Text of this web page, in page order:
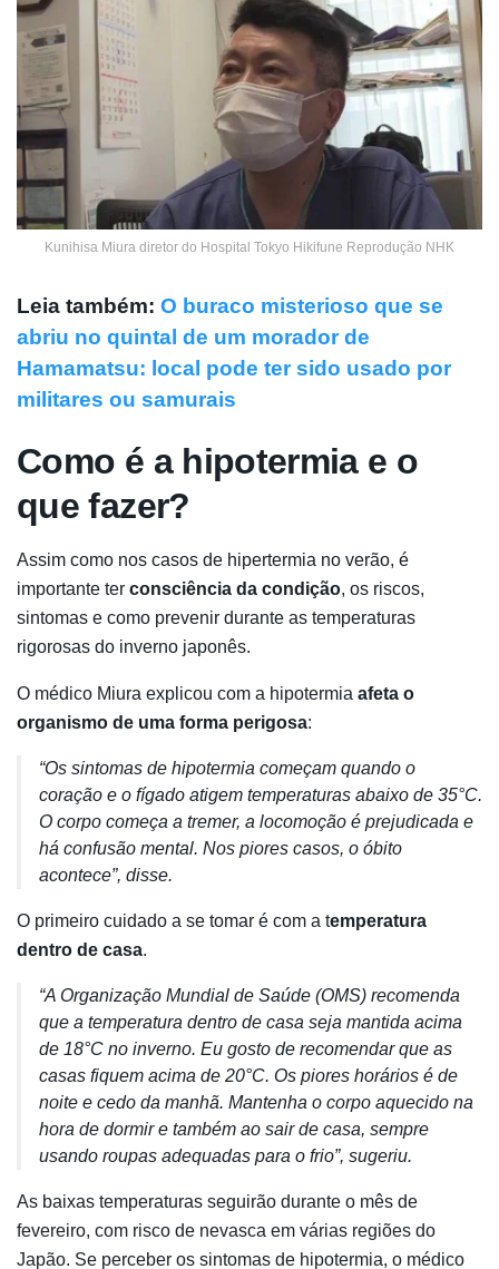
Kunihisa Miura diretor do Hospital Tokyo Hikifune Reprodução NHK
Leia também: O buraco misterioso que se
abriu no quintal de um morador de
Hamamatsu: local pode ter sido usado por
militares ou samurais
Como é a hipotermia e o
que fazer?
Assim como nos casos de hipertermia no verão, é
importante ter consciência da condição, os riscos,
sintomas e como prevenir durante as temperaturas
rigorosas do inverno japonês.
O médico Miura explicou com a hipotermia afeta o
organismo de uma forma perigosa:
“Os sintomas de hipotermia começam quando o
coração e o fígado atigem temperaturas abaixo de 35°C.
O corpo começa a tremer, a locomoção é prejudicada e
há confusão mental. Nos piores casos, o óbito
acontece”, disse.
O primeiro cuidado a se tomar é com a temperatura
dentro de casa.
“A Organização Mundial de Saúde (OMS) recomenda
que a temperatura dentro de casa seja mantida acima
de 18°C no inverno. Eu gosto de recomendar que as
casas fiquem acima de 20°C. Os piores horários é de
noite e cedo da manhã. Mantenha o corpo aquecido na
hora de dormir e também ao sair de casa, sempre
usando roupas adequadas para o frio”, sugeriu.
As baixas temperaturas seguirão durante o mês de
fevereiro, com risco de nevasca em várias regiões do
Japão. Se perceber os sintomas de hipotermia, o médico